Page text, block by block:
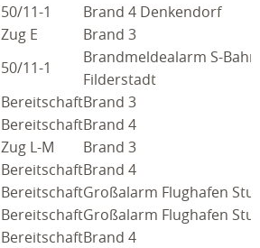
2018
2017
2016
2015
2014
2013
50/11-1
Brand 4 Denkendorf
Zug E
Brand 3
50/11-1
Brandmeldealarm S-Bahn
Filderstadt
BereitschaftBrand 3
BereitschaftBrand 4
Zug L-M
Brand 3
BereitschaftBrand 4
BereitschaftGroßalarm Flughafen
BereitschaftGroßalarm Flughafen
BereitschaftBrand 4